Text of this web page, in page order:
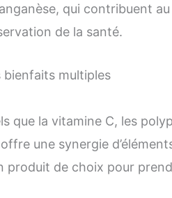
qui contribuent
de la santé.
bienfaits multiples
que la vitamine C, les
une synergie
produit de choix pour